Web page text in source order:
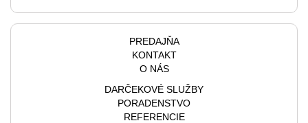
PREDAJŇA
KONTAKT
O NÁS
DARČEKOVÉ SLUŽBY
PORADENSTVO
REFERENCIE